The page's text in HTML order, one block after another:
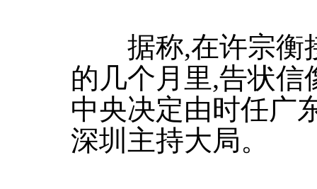
据称,在许宗衡
的几个月里,告状信
中央决定由时任广
深圳主持大局。